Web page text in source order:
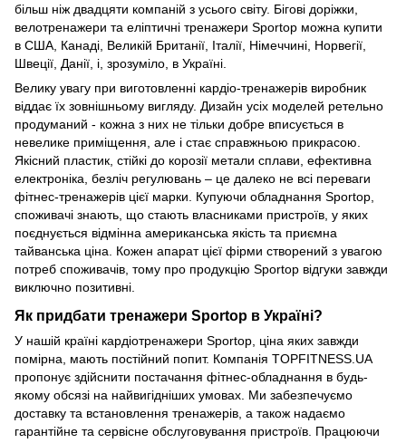
більш ніж двадцяти компаній з усього світу. Бігові доріжки,
велотренажери та еліптичні тренажери Sportop можна купити
в США, Канаді, Великій Британії, Італії, Німеччині, Норвегії,
Швеції, Данії, і, зрозуміло, в Україні.
Велику увагу при виготовленні кардіо-тренажерів виробник
віддає їх зовнішньому вигляду. Дизайн усіх моделей ретельно
продуманий - кожна з них не тільки добре вписується в
невелике приміщення, але і стає справжньою прикрасою.
Якісний пластик, стійкі до корозії метали сплави, ефективна
електроніка, безліч регулювань – це далеко не всі переваги
фітнес-тренажерів цієї марки. Купуючи обладнання Sportop,
споживачі знають, що стають власниками пристроїв, у яких
поєднується відмінна американська якість та приємна
тайванська ціна. Кожен апарат цієї фірми створений з увагою
потреб споживачів, тому про продукцію Sportop відгуки завжди
виключно позитивні.
Як придбати тренажери Sportop в Україні?
У нашій країні кардіотренажери Sportop, ціна яких завжди
помірна, мають постійний попит. Компанія TOPFITNESS.UA
пропонує здійснити постачання фітнес-обладнання в будь-
якому обсязі на найвигідніших умовах. Ми забезпечуємо
доставку та встановлення тренажерів, а також надаємо
гарантійне та сервісне обслуговування пристроїв. Працюючи